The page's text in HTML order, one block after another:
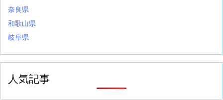
奈良県
和歌山県
岐阜県
人気記事